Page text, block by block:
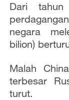
Dari
negara
bilion)
Malah
terbesar
turut.